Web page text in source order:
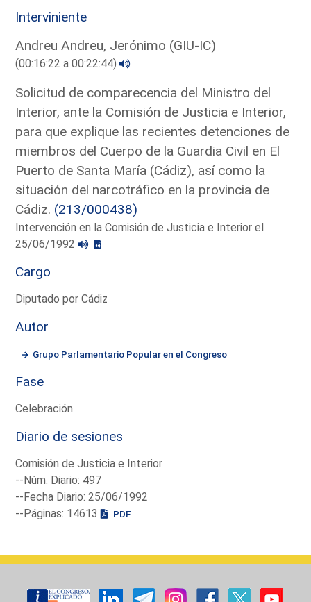
Interviniente
Andreu Andreu, Jerónimo (GIU-IC)
(00:16:22 a 00:22:44)
Solicitud de comparecencia del Ministro del
Interior, ante la Comisión de Justicia e Interior,
para que explique las recientes detenciones de
miembros del Cuerpo de la Guardia Civil en El
Puerto de Santa María (Cádiz), así como la
situación del narcotráfico en la provincia de
Cádiz. (213/000438)
Intervención en la Comisión de Justicia e Interior el
25/06/1992
Cargo
Diputado por Cádiz
Autor
Grupo Parlamentario Popular en el Congreso
Fase
Celebración
Diario de sesiones
Comisión de Justicia e Interior
--Núm. Diario: 497
--Fecha Diario: 25/06/1992
--Páginas: 14613
PDF